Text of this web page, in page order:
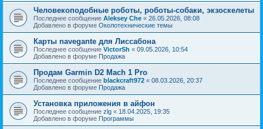
Человекоподобные роботы, роботы-собаки, экзоскелеты
Последнее сообщение Aleksey Che « 26.05.2026, 08:08
Добавлено в форуме Околотехнические темы
Карты navegante для Лиссабона
Последнее сообщение VictorSh « 09.05.2026, 10:54
Добавлено в форуме Продажа
Продам Garmin D2 Mach 1 Pro
Последнее сообщение blackcraft972 « 08.03.2026, 20:37
Добавлено в форуме Продажа
Установка приложения в айфон
Последнее сообщение zlg « 18.04.2025, 19:35
Добавлено в форуме Программы